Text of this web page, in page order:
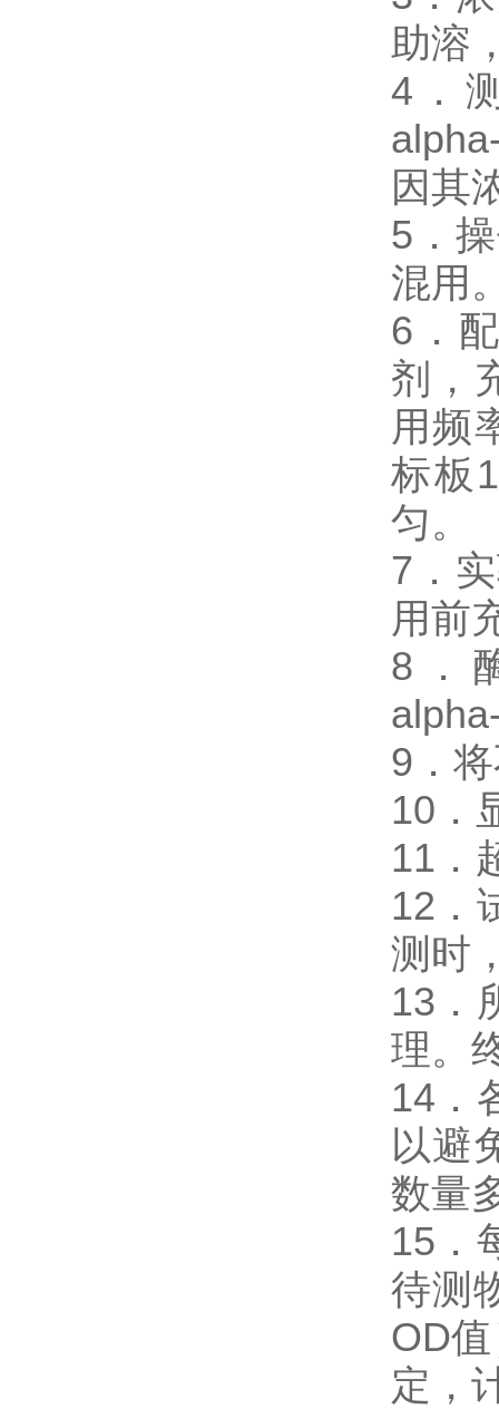
助溶
4．
因其
5．
混用
6．
剂，
用频
标板
匀。
7．
用前
8．
9．
10．
11．
12．
测时
13．
理。
14．
以避
数量
15．
待测
OD
定，